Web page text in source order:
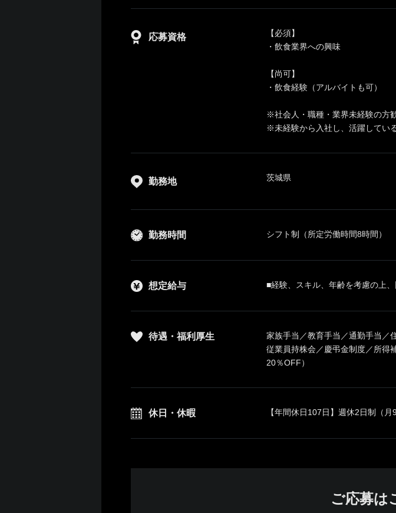
応募資格
【必須】
・飲食業界への興味
【尚可】
・飲食経験（アルバイトも可）
※社会人・職種・業界未経験の方
※未経験から入社し、活躍してい
勤務地 茨城県
勤務時間 シフト制（所定労働時間8時間）
想定給与 ■経験、スキル、年齢を考慮の上
待遇・福利厚生
家族手当／教育手当／通勤手当／
従業員持株会／慶弔金制度／所得
20％OFF）
休日・休暇 【年間休日107日】週休2日制（
ご応募は